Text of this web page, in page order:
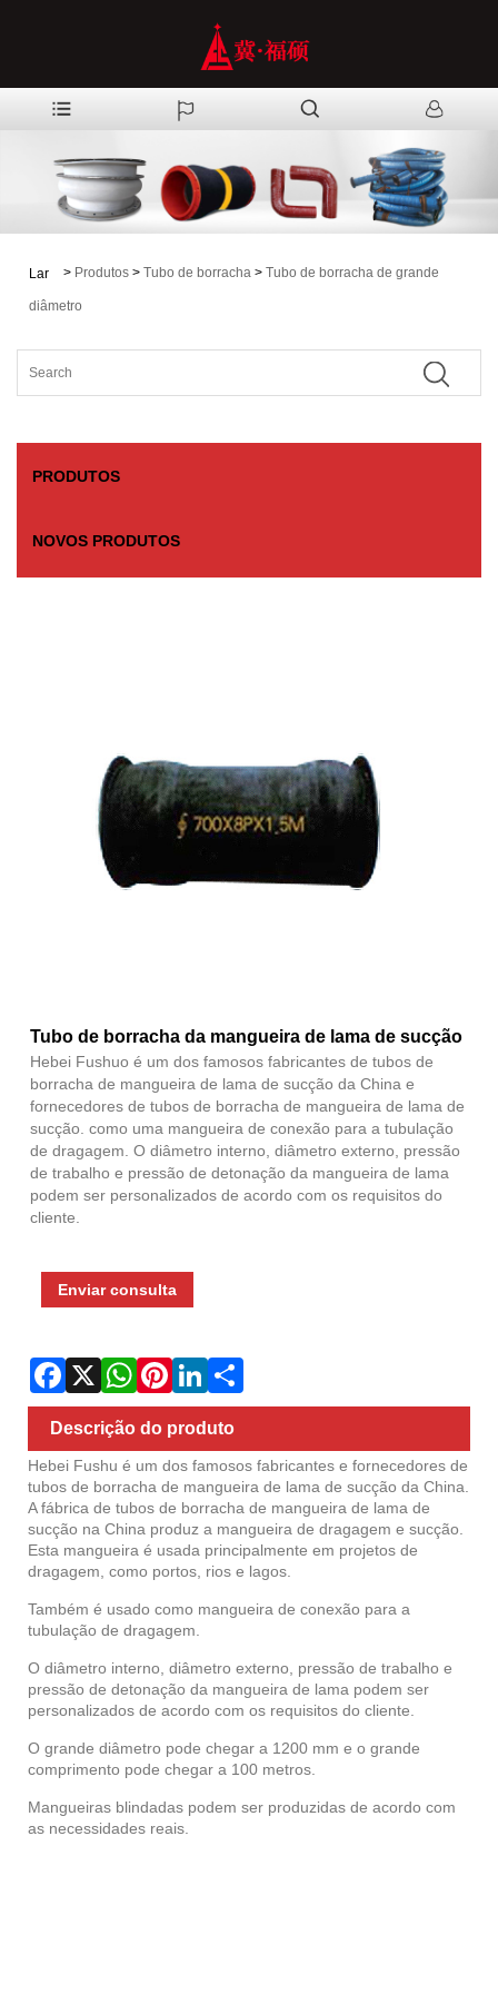
Lar > Produtos > Tubo de borracha > Tubo de borracha de grande
diâmetro
PRODUTOS
NOVOS PRODUTOS
Tubo de borracha da mangueira de lama de sucção
Hebei Fushuo é um dos famosos fabricantes de tubos de
borracha de mangueira de lama de sucção da China e
fornecedores de tubos de borracha de mangueira de lama de
sucção. como uma mangueira de conexão para a tubulação
de dragagem. O diâmetro interno, diâmetro externo, pressão
de trabalho e pressão de detonação da mangueira de lama
podem ser personalizados de acordo com os requisitos do
cliente.
Enviar consulta
Descrição do produto
Hebei Fushu é um dos famosos fabricantes e fornecedores de
tubos de borracha de mangueira de lama de sucção da China.
A fábrica de tubos de borracha de mangueira de lama de
sucção na China produz a mangueira de dragagem e sucção.
Esta mangueira é usada principalmente em projetos de
dragagem, como portos, rios e lagos.
Também é usado como mangueira de conexão para a
tubulação de dragagem.
O diâmetro interno, diâmetro externo, pressão de trabalho e
pressão de detonação da mangueira de lama podem ser
personalizados de acordo com os requisitos do cliente.
O grande diâmetro pode chegar a 1200 mm e o grande
comprimento pode chegar a 100 metros.
Mangueiras blindadas podem ser produzidas de acordo com
as necessidades reais.